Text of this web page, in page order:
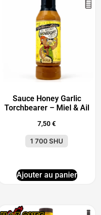
Sauce Honey Garlic
Torchbearer – Miel & Ail
7,50€
1 700 SHU
Ajouter au panier